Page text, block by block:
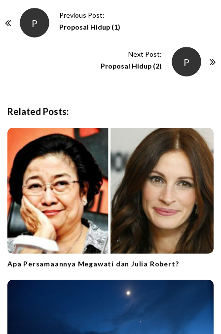
P
Previous Post:
Proposal Hidup (1)
P
Next Post:
Proposal Hidup (2)
Related Posts:
Apa Persamaannya Megawati dan Julia Robert?